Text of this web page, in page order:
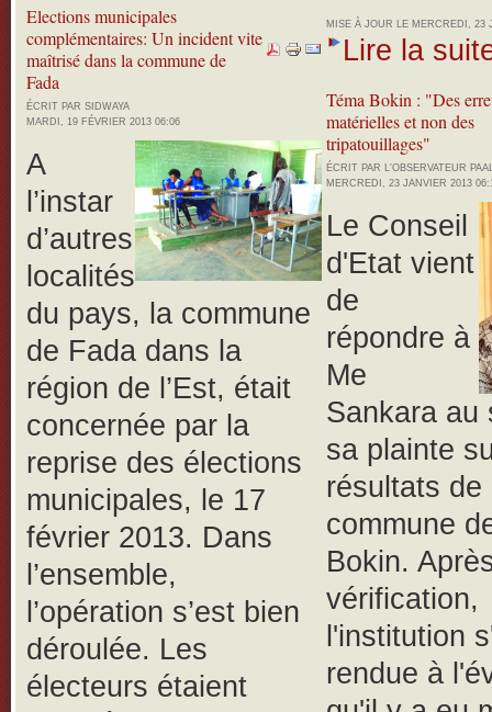
Elections municipales
complémentaires: Un incident vite
maîtrisé dans la commune de
Fada
ÉCRIT PAR SIDWAYA
MARDI, 19 FÉVRIER 2013 06:06
A
l’instar
d’autres
localités
du pays, la commune
de Fada dans la
région de l’Est, était
concernée par la
reprise des élections
municipales, le 17
février 2013. Dans
l’ensemble,
l’opération s’est bien
déroulée. Les
électeurs étaient
MISE À JOUR LE MERCREDI, 23
Lire la
Téma Bokin : "Des
matérielles et non des
tripatouillages"
ÉCRIT PAR L'OBSERVATEUR
MERCREDI, 23 JANVIER 2013
Le Conseil
d'Etat vient
de
répondre à
Me
Sankara au
sa plainte
résultats de
commune
Bokin.
vérification,
l'institution
rendue à